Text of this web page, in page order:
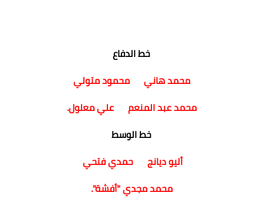
خط الدفاع
محمد هاني محمود متولي
محمد عبد المنعم علي معلول.
خط الوسط
أليو ديانج حمدي فتحي
محمد مجدي "أفشة".